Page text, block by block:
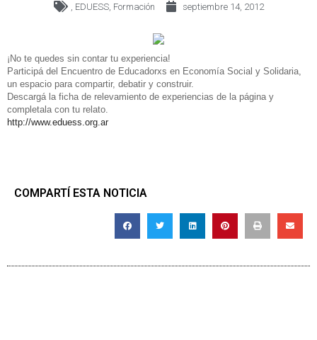
EDUESS, Formación septiembre 14, 2012
¡No te quedes sin contar tu experiencia!
Participá del Encuentro de Educadorxs en Economía Social y Solidaria,
un espacio para compartir, debatir y construir.
Descargá la ficha de relevamiento de experiencias de la página y
completala con tu relato.
http://www.eduess.org.ar
COMPARTÍ ESTA NOTICIA